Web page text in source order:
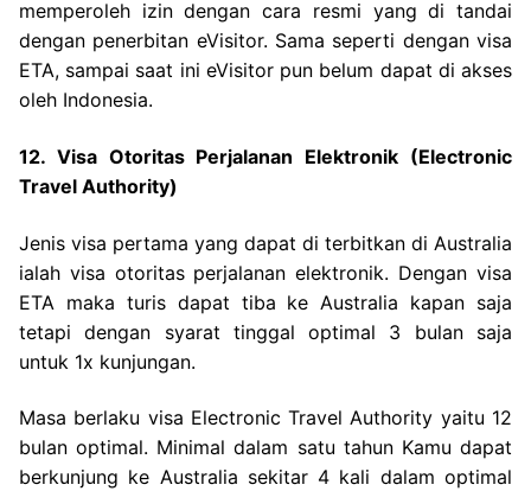
memperoleh izin dengan cara resmi yang di tandai
dengan penerbitan eVisitor. Sama seperti dengan visa
ETA, sampai saat ini eVisitor pun belum dapat di akses
oleh Indonesia.
12. Visa Otoritas Perjalanan Elektronik (Electronic
Travel Authority)
Jenis visa pertama yang dapat di terbitkan di Australia
ialah visa otoritas perjalanan elektronik. Dengan visa
ETA maka turis dapat tiba ke Australia kapan saja
tetapi dengan syarat tinggal optimal 3 bulan saja
untuk 1x kunjungan.
Masa berlaku visa Electronic Travel Authority yaitu 12
bulan optimal. Minimal dalam satu tahun Kamu dapat
berkunjung ke Australia sekitar 4 kali dalam optimal